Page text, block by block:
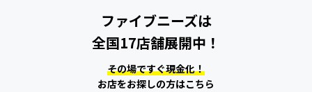
ファイブニーズは
全国17店舗展開中！
その場ですぐ現金化！
お店をお探しの方はこちら